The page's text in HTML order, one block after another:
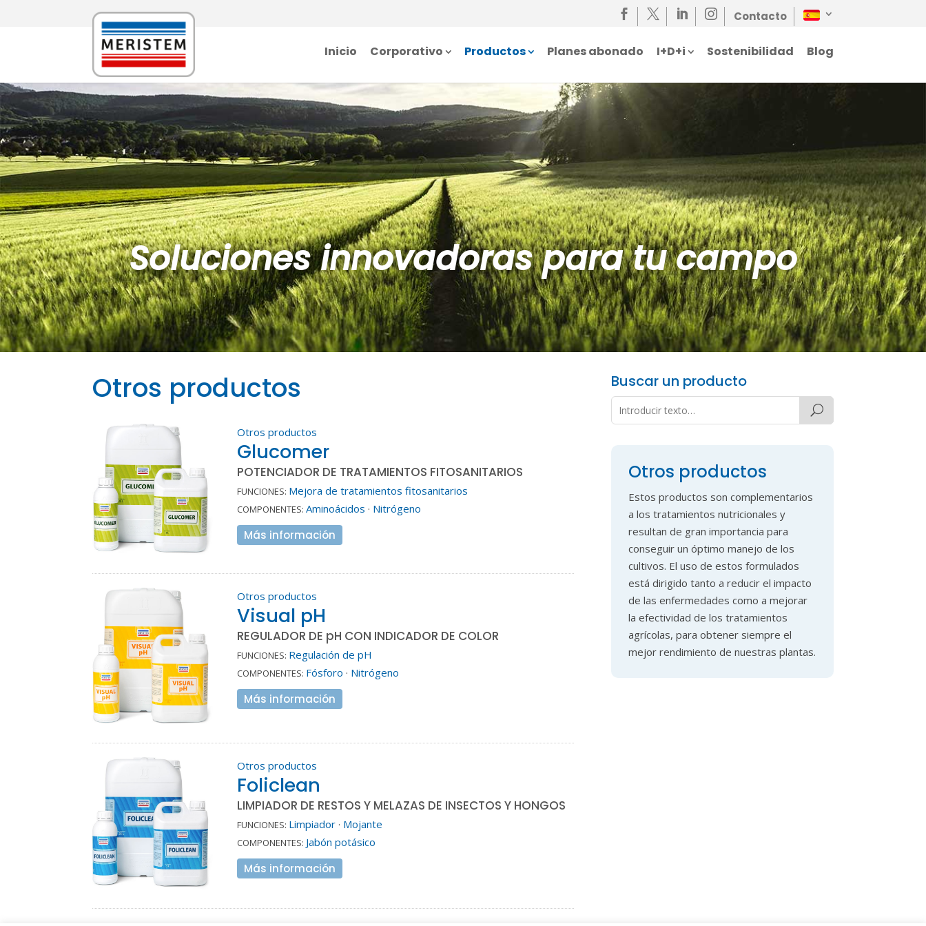
    Contacto
Inicio Corporativo Productos Planes abonado I+D+i Sostenibilidad Blog
Soluciones innovadoras para tu campo
Otros productos
Otros productos
Glucomer
POTENCIADOR DE TRATAMIENTOS FITOSANITARIOS
FUNCIONES: Mejora de tratamientos fitosanitarios
COMPONENTES: Aminoácidos · Nitrógeno
Más información
Otros productos
Visual pH
REGULADOR DE pH CON INDICADOR DE COLOR
FUNCIONES: Regulación de pH
COMPONENTES: Fósforo · Nitrógeno
Más información
Otros productos
Foliclean
LIMPIADOR DE RESTOS Y MELAZAS DE INSECTOS Y HONGOS
FUNCIONES: Limpiador · Mojante
COMPONENTES: Jabón potásico
Más información
Buscar un producto
Otros productos
Estos productos son complementarios
a los tratamientos nutricionales y
resultan de gran importancia para
conseguir un óptimo manejo de los
cultivos. El uso de estos formulados
está dirigido tanto a reducir el impacto
de las enfermedades como a mejorar
la efectividad de los tratamientos
agrícolas, para obtener siempre el
mejor rendimiento de nuestras plantas.